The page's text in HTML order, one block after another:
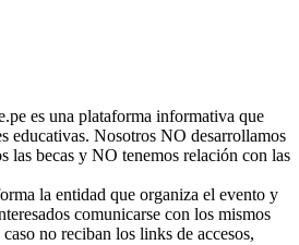
es una plataforma informativa que
educativas. Nosotros NO desarrollamos
las becas y NO tenemos relación con las
la entidad que organiza el evento y
comunicarse con los mismos
no reciban los links de accesos,